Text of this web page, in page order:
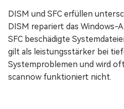
DISM und SFC erfüllen
DISM repariert das Windows-
SFC beschädigte
gilt als leistungsstärker bei
Systemproblemen und wird
scannow funktioniert nicht.